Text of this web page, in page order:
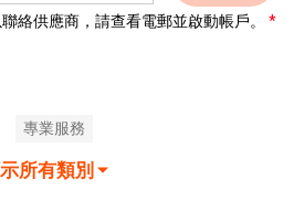
絡供應商，請查看電郵並啟動帳戶。
專業服務
所有類別